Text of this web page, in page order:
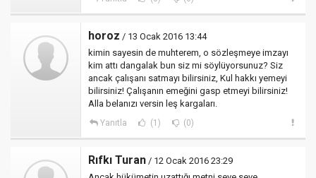
horoz / 13 Ocak 2016 13:44
kimin sayesin de muhterem, o sözleşmeye imzayı
kim attı dangalak bun siz mi söylüyorsunuz? Siz
ancak çalışanı satmayı bilirsiniz, Kul hakkı yemeyi
bilirsiniz! Çalışanın emeğini gasp etmeyi bilirsiniz!
Alla belanızı versin leş kargaları.
Yanıtla (1) (0)
Rıfkı Turan / 12 Ocak 2016 23:29